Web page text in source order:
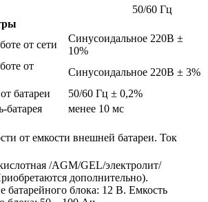
50/60 Гц
от сети
Синусоидальное 220В ±
10%
от
Синусоидальное 220В ± 3%
батареи
50/60 Гц ± 0,2%
батарея
менее 10 мс
от емкости внешней батареи. Ток
/AGM/GEL/электролит/
дополнительно).
батарейного блока: 12 В. Емкость